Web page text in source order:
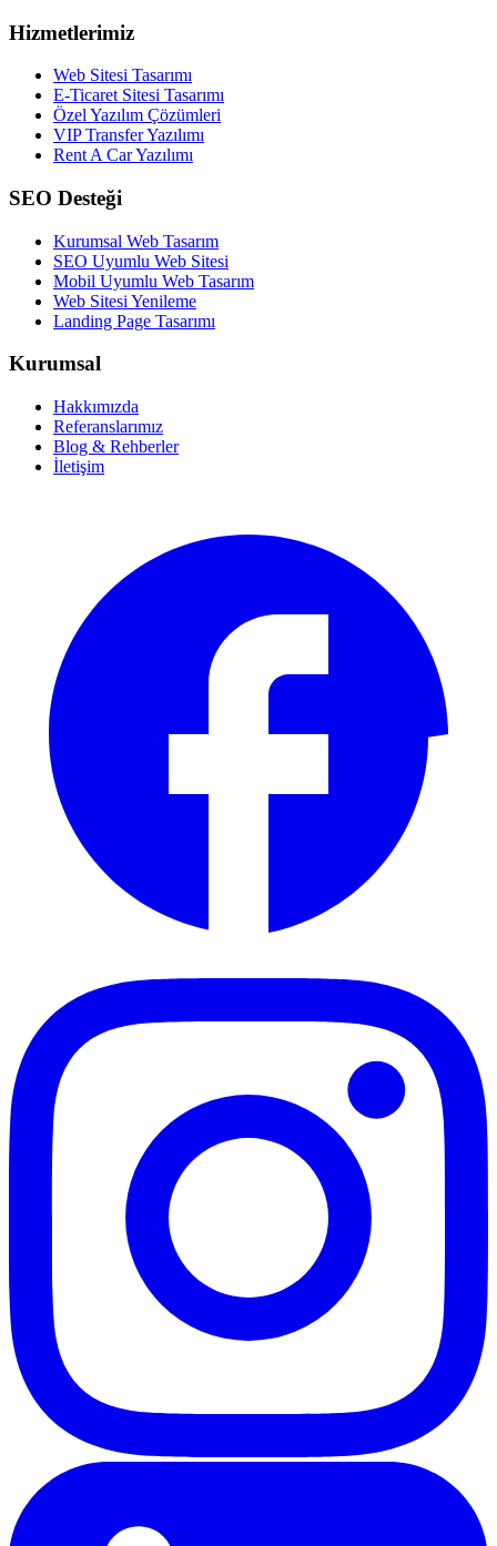
Hizmetlerimiz
Web Sitesi Tasarımı
E-Ticaret Sitesi Tasarımı
Özel Yazılım Çözümleri
VIP Transfer Yazılımı
Rent A Car Yazılımı
SEO Desteği
Kurumsal Web Tasarım
SEO Uyumlu Web Sitesi
Mobil Uyumlu Web Tasarım
Web Sitesi Yenileme
Landing Page Tasarımı
Kurumsal
Hakkımızda
Referanslarımız
Blog & Rehberler
İletişim